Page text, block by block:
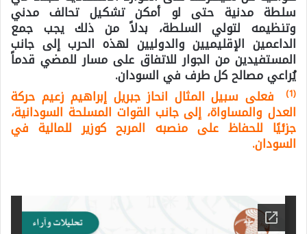
سلطة مدنية حتى لو أمكن تشكيل تحالف مدني
وتنظيمه لتولي السلطة، بدلاً من ذلك يجب جمع
الداعمين الإقليميين والدوليين لهذه الحرب إلى جانب
المستفيدين من الجوار للاتفاق على مسار للمضي قدماً
يُراعي مصالح كل طرف في السودان.
(1) فعلى سبيل المثال انحاز جبريل إبراهيم زعيم حركة
العدل والمساواة، إلى جانب القوات المسلحة السودانية،
جزئيًا للحفاظ على منصبه المربح كوزير للمالية في
السودان.